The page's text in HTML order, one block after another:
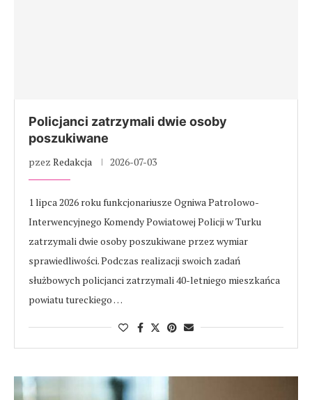
Policjanci zatrzymali dwie osoby
poszukiwane
pzez Redakcja 2026-07-03
1 lipca 2026 roku funkcjonariusze Ogniwa Patrolowo-
Interwencyjnego Komendy Powiatowej Policji w Turku
zatrzymali dwie osoby poszukiwane przez wymiar
sprawiedliwości. Podczas realizacji swoich zadań
służbowych policjanci zatrzymali 40-letniego mieszkańca
powiatu tureckiego …